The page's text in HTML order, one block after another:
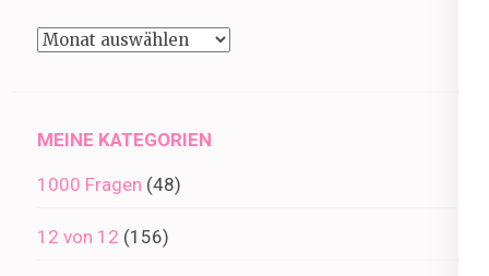
Beiträge
MEINE KATEGORIEN
1000 Fragen (48)
12 von 12 (156)